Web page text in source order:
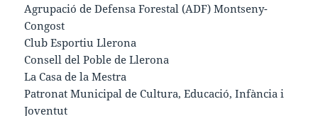
Agrupació de Defensa Forestal (ADF) Montseny-
Congost
Club Esportiu Llerona
Consell del Poble de Llerona
La Casa de la Mestra
Patronat Municipal de Cultura, Educació, Infància i
Joventut